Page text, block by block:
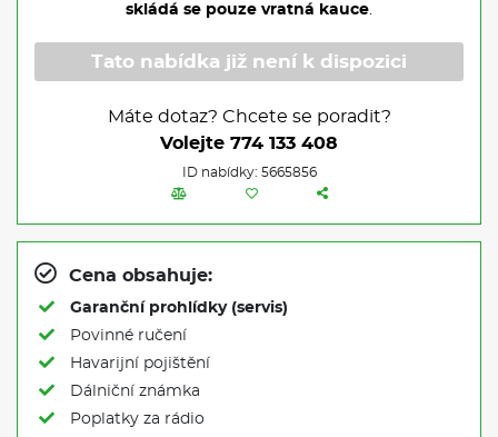
skládá se pouze vratná kauce.
Tato nabídka již není k dispozici
Máte dotaz? Chcete se poradit?
Volejte 774 133 408
ID nabídky: 5665856
Cena obsahuje:
Garanční prohlídky (servis)
Povinné ručení
Havarijní pojištění
Dálniční známka
Poplatky za rádio